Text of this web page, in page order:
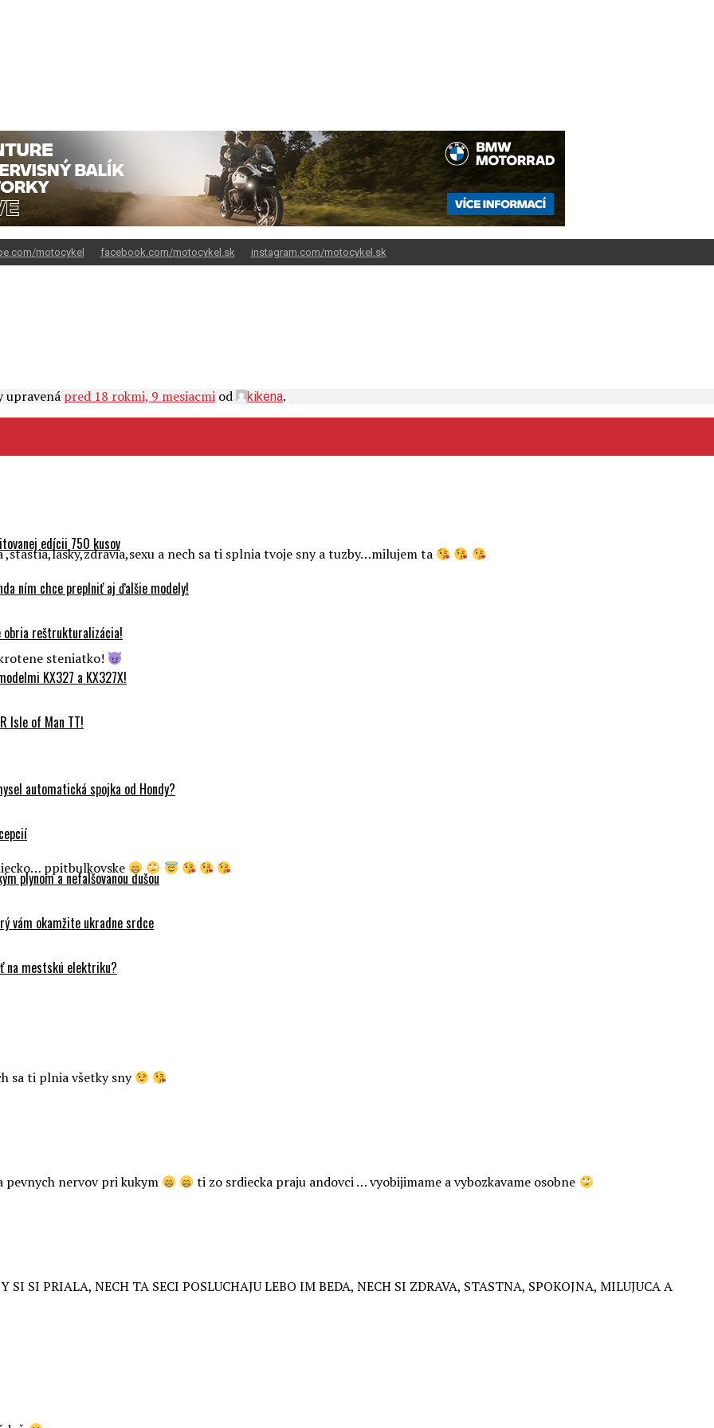
motocykel facebook.com/motocykel.sk instagram.com/motocykel.sk
edícii 750 kusov
ním chce preplniť aj ďalšie modely!
obria reštrukturalizácia!
KX327 a KX327X!
Isle of Man TT!
automatická spojka od Hondy?
plynom a nefalšovanou dušou
vám okamžite ukradne srdce
na mestskú elektriku?
upravená pred 18 rokmi, 9 mesiacmi od kikena.
a nech sa ti splnia tvoje sny a tuzby…milujem ta
steniatko!
ppitbulkovske
sa ti plnia všetky sny
pevnych nervov pri kukym ti zo srdiecka praju andovci … vyobijimame a vybozkavame osobne
SI PRIALA, NECH TA SECI POSLUCHAJU LEBO IM BEDA, NECH SI ZDRAVA, STASTNA, SPOKOJNA, MILUJUCA A